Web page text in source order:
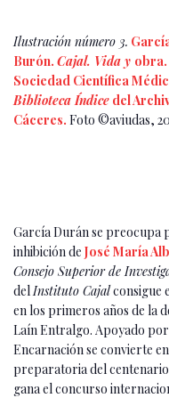
Ilustración número 3.
Burón. Cajal. Vida y
Sociedad Científica
Biblioteca Índice del
Cáceres. Foto ©aviudas,
García Durán se preocupa
inhibición de José María
Consejo Superior de
del Instituto Cajalconsigue
en los primeros años de la
Laín Entralgo. Apoyado
Encarnación se convierte
preparatoria del
gana el concurso